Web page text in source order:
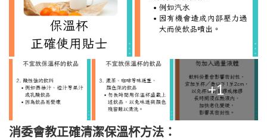
+1
消委會教正確清潔保溫杯方法：